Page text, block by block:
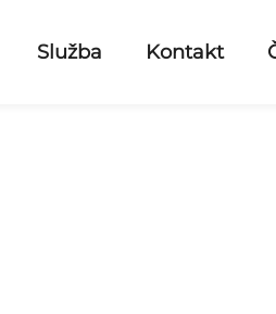
Služba Kontakt